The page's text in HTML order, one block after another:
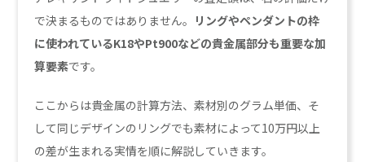
で決まるものではありません。 リングやペンダントの枠
に使われているK18やPt900などの貴金属部分も重要な加
算要素です。
ここからは貴金属の計算方法、素材別のグラム単価、そ
して同じデザインのリングでも素材によって10万円以上
の差が生まれる実情を順に解説していきます。